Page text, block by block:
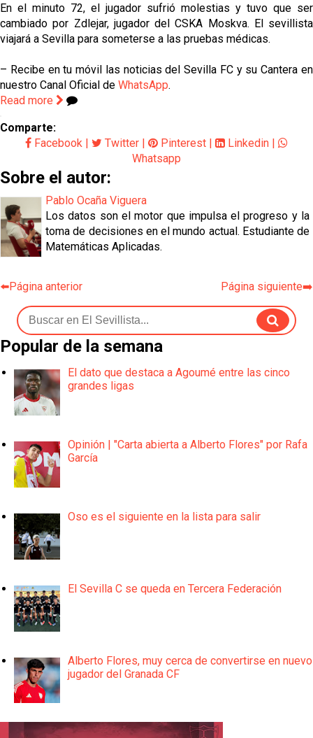
En el minuto 72, el jugador sufrió molestias y tuvo que ser
cambiado por Zdlejar, jugador del CSKA Moskva. El sevillista
viajará a Sevilla para someterse a las pruebas médicas.
– Recibe en tu móvil las noticias del Sevilla FC y su Cantera en
nuestro Canal Oficial de WhatsApp.
Read more
Comparte:
Facebook
Twitter Pinterest Linkedin
Whatsapp
Sobre el autor:
Pablo Ocaña Viguera
Los datos son el motor que impulsa el progreso y la
toma de decisiones en el mundo actual. Estudiante de
Matemáticas Aplicadas.
⬅️Página anterior Página siguiente➡️
Popular de la semana
El dato que destaca a Agoumé entre las cinco
grandes ligas
Opinión | "Carta abierta a Alberto Flores" por Rafa
García
Oso es el siguiente en la lista para salir
El Sevilla C se queda en Tercera Federación
Alberto Flores, muy cerca de convertirse en nuevo
jugador del Granada CF